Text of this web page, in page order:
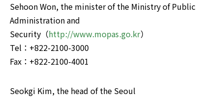
Sehoon Won, the minister of the Ministry of Public
Administration and
Security（http://www.mopas.go.kr）
Tel：+822-2100-3000
Fax：+822-2100-4001
Seokgi Kim, the head of the Seoul